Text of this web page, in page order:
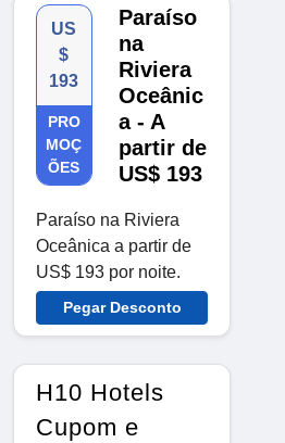
US
$
193
PRO
MOÇ
ÕES
Paraíso
na
Riviera
Oceânic
a - A
partir de
US$ 193
Paraíso na Riviera
Oceânica a partir de
US$ 193 por noite.
Pegar Desconto
H10 Hotels
Cupom e